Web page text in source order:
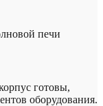
печи
готовы,
оборудования.